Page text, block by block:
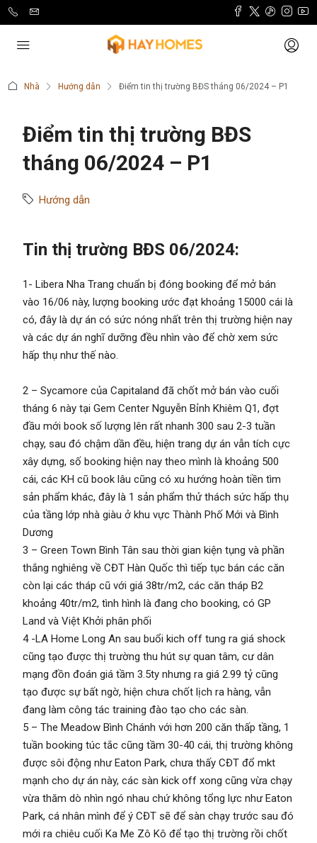
Nhà Hướng dẫn Điểm tin thị trường BĐS tháng 06/2024 – P1
Điểm tin thị trường BĐS
tháng 06/2024 – P1
Hướng dẫn
Tin thị trường BĐS 06/2024:
1- Libera Nha Trang chuẩn bị đóng booking để mở bán
vào 16/06 này, lượng booking ước đạt khoảng 15000 cái là
có, đây là dự án có sức nóng nhất trên thị trường hiện nay
và các dự án nghĩ dưỡng đều nhìn vào để chờ xem sức
hấp thụ như thế nào.
2 – Sycamore của Capitaland đã chốt mở bán vào cuối
tháng 6 này tại Gem Center Nguyễn Bỉnh Khiêm Q1, đợt
đầu mới book số lượng lên rất nhanh 300 sau 2-3 tuần
chạy, sau đó chậm dần đều, hiện trang dự án vẫn tích cực
xây dựng, số booking hiện nay theo mình là khoảng 500
cái, các KH cũ book lâu cũng có xu hướng hoàn tiền tìm
sản phẩm khác, đây là 1 sản phẩm thử thách sức hấp thụ
của tầng lớp nhà giàu ở khu vực Thành Phố Mới và Bình
Dương
3 – Green Town Bình Tân sau thời gian kiện tụng và phần
thắng nghiêng về CĐT Hàn Quốc thì tiếp tục bán các căn
còn lại các tháp cũ với giá 38tr/m2, các căn tháp B2
khoảng 40tr/m2, tình hình là đang cho booking, có GP
Land và Việt Khởi phân phối
4 -LA Home Long An sau buổi kich off tung ra giá shock
cũng tạo được thị trường thu hút sự quan tâm, cư dân
mạng đồn đoán giá tầm 3.5ty nhưng ra giá 2.99 tỷ cũng
tạo được sự bất ngờ, hiện chưa chốt lịch ra hàng, vẫn
đang làm công tác training đào tạo cho các sàn.
5 – The Meadow Bình Chánh với hơn 200 căn thấp tầng, 1
tuần booking túc tắc cũng tầm 30-40 cái, thị trường không
được sôi động như Eaton Park, chưa thấy CĐT đổ mkt
mạnh cho dự án này, các sàn kick off xong cũng vừa chạy
vừa thăm dò nhìn ngó nhau chứ không tổng lực như Eaton
Park, cá nhân mình để ý CĐT sẽ để sàn chạy trước sau đó
mới ra chiêu cuối Ka Me Zô Kô để tạo thị trường rồi chốt